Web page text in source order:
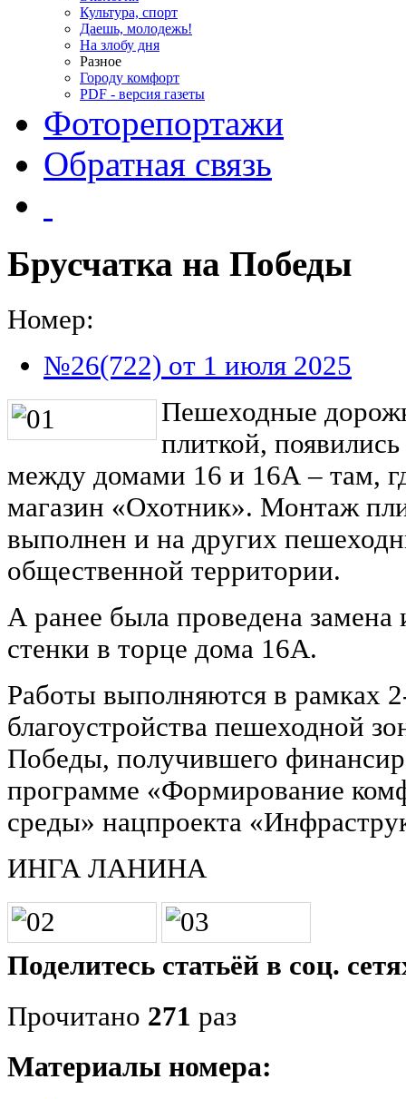
Культура, спорт
Даешь, молодежь!
На злобу дня
Разное
Городу комфорт
PDF - версия газеты
Фоторепортажи
Обратная связь
Брусчатка на Победы
Номер:
№26(722) от 1 июля 2025
Пешеходные
плиткой,
между домами 16 и 16А – там,
магазин «Охотник». Монтаж
выполнен и на других
общественной территории.
А ранее была проведена
стенки в торце дома 16А.
Работы выполняются в рамках
благоустройства пешеходной
Победы, получившего
программе «Формирование
среды» нацпроекта
ИНГА ЛАНИНА
Поделитесь статьёй в соц.
Прочитано 271 раз
Материалы номера: